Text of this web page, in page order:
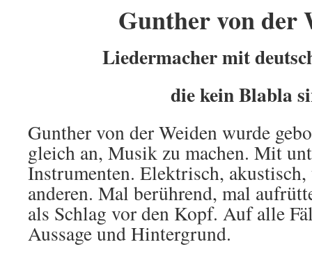
Gunther von der
Liedermacher mit
die kein Blabla
Gunther von der Weiden wurde
gleich an, Musik zu machen. Mit
Instrumenten. Elektrisch,
anderen. Mal berührend, mal
als Schlag vor den Kopf. Auf alle
Aussage und Hintergrund.